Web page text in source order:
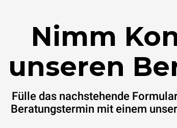
Nimm
unseren
Fülle das nachstehende
Beratungstermin mit einem